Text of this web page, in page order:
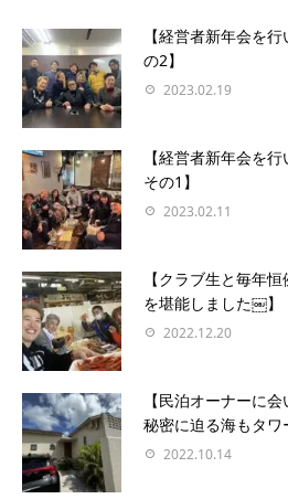
【経営者新年会を
の2】
2023.02.19
【経営者新年会を
その1】
2023.02.11
【クラブ生と毎年
を堪能しました￼】
2022.12.20
【民泊オーナーに
秘密に迫る海もタワ
2022.10.14